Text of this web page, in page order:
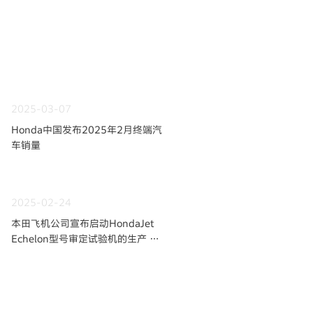
2025-03-07
Honda中国发布2025年2月终端汽
车销量
2025-02-24
本田飞机公司宣布启动HondaJet
Echelon型号审定试验机的生产